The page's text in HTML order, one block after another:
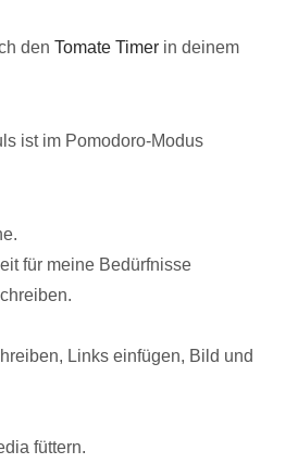
den Tomate Timer in deinem
ist im Pomodoro-Modus
für meine Bedürfnisse
Links einfügen, Bild und
füttern.